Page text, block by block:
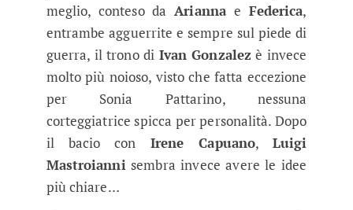
meglio, conteso daAriannae Federica,
entrambe agguerrite e sempre sul piede di
guerra, il trono di Ivan Gonzalez è invece
molto più noioso, visto che fatta eccezione
per Sonia Pattarino, nessuna
corteggiatrice spicca per personalità. Dopo
il bacio con Irene Capuano, Luigi
Mastroiannisembra invece avere le idee
più chiare…